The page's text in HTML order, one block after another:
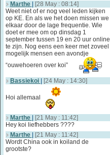
Marthe
[28 May : 08:14]
Weet niet of er nog veel leden kijken
op KE. En als we het doen missen we
elkaar door de lage frequentie. Wie
doet er mee om op dinsdag 1
september tussen 19 en 20 uur online
te zijn. Nog eens een keer met zoveel
mogelijk mensen een avondje
“ouwehoeren over koi”
Bassiekoi [24 May : 14:30]
Hoi allemaal
Marthe
[21 May : 11:42]
Hey koi liefhebbers ????
Marthe
[21 May : 11:42]
Wordt China ook in koiland de
grootste?